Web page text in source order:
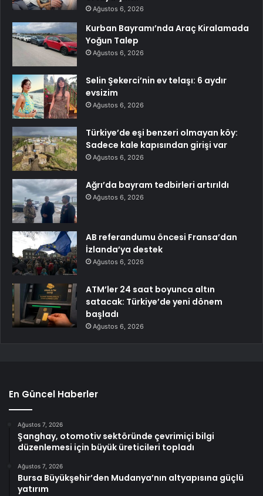
Ağustos 6, 2026
Kurban Bayramı’nda Araç Kiralamada
Yoğun Talep
Ağustos 6, 2026
Selin Şekerci’nin ev telaşı: 6 aydır
evsizim
Ağustos 6, 2026
Türkiye’de eşi benzeri olmayan köy:
Sadece kale kapısından girişi var
Ağustos 6, 2026
Ağrı’da bayram tedbirleri artırıldı
Ağustos 6, 2026
AB referandumu öncesi Fransa’dan
İzlanda’ya destek
Ağustos 6, 2026
ATM’ler 24 saat boyunca altın
satacak: Türkiye’de yeni dönem
başladı
Ağustos 6, 2026
En Güncel Haberler
Ağustos 7, 2026
Şanghay, otomotiv sektöründe çevrimiçi bilgi
düzenlemesi için büyük üreticileri topladı
Ağustos 7, 2026
Bursa Büyükşehir’den Mudanya’nın altyapısına güçlü
yatırım